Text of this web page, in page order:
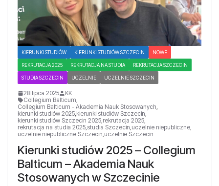
KIERUNKI STUDIÓW KIERUNKI STUDIÓW SZCZECIN NOWE
REKRUTACJA 2025 REKRUTACJA NA STUDIA REKRUTACJA SZCZECIN
STUDIA SZCZECIN UCZELNIE UCZELNIE SZCZECIN
28 lipca 2025
KK
Collegium Balticum
Collegium Balticum - Akademia Nauk Stosowanych
kierunki studiów 2025 kierunki studiów Szczecin
kierunki studiów Szczecin 2025 rekrutacja 2025
rekrutacja na studia 2025 studia Szczecin uczelnie niepubliczne
uczelnie niepubliczne Szczecin uczelnie Szczecin
Kierunki studiów 2025 – Collegium
Balticum – Akademia Nauk
Stosowanych w Szczecinie